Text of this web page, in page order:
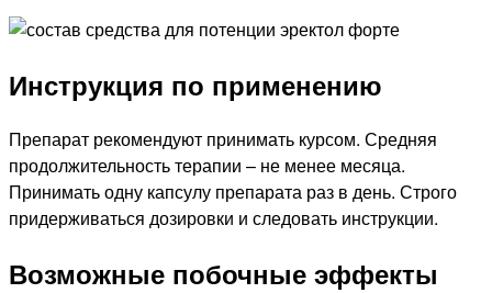
Инструкция по применению
Препарат рекомендуют принимать курсом. Средняя
продолжительность терапии – не менее месяца.
Принимать одну капсулу препарата раз в день. Строго
придерживаться дозировки и следовать инструкции.
Возможные побочные эффекты